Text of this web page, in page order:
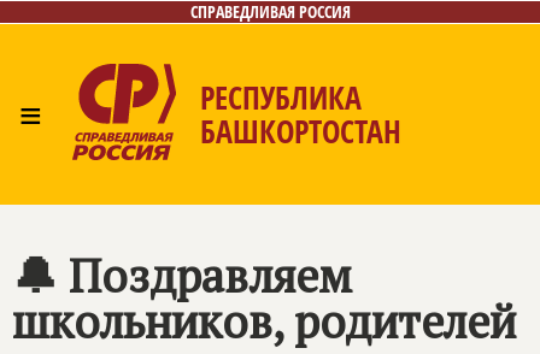
СПРАВЕДЛИВАЯ РОССИЯ
≡ РЕСПУБЛИКА
БАШКОРТОСТАН
🔔 Поздравляем
школьников, родителей